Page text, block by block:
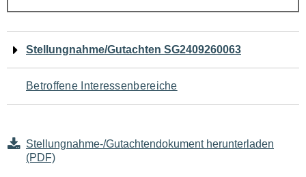
Navigation
für
den
Seiteninhalt
Stellungnahme/Gutachten SG2409260063
Betroffene Interessenbereiche
Stellungnahme-/Gutachtendokument herunterladen
(PDF)